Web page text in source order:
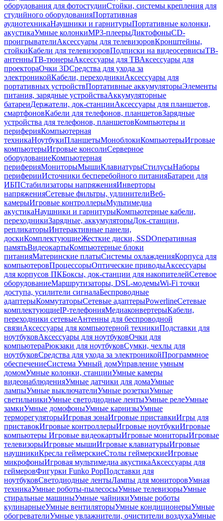
оборудования для фотостудииСтойки, системы крепления для
студийного оборудованияПортативная
аудиотехникаНаушники и гарнитурыПортативные колонки,
акустикаУмные колонкиMP3-плеерыДиктофоныCD-
проигрывателиАксессуары для телевизоровКронштейны,
стойкиКабели для телевизоровПодписки на видеосервисыТВ-
антенныТВ-тюнерыАксессуары для ТВАксессуары для
проектораОчки 3DСредства для ухода за
электроникойКабели, переходникиАксессуары для
портативных устройствПортативные аккумуляторыЭлементы
питания, зарядные устройстваАккумуляторные
батареиДержатели, док-станцииАксессуары для планшетов,
смартфоновКабели для телефонов, планшетовЗарядные
устройства для телефонов, планшетовКомпьютеры и
периферияКомпьютерная
техникаНоутбукиПланшетыМоноблокиКомпьютерыИгровые
компьютерыИгровые консолиСерверное
оборудованиеКомпьютерная
периферияМониторыМышиКлавиатурыСтилусыНаборы
периферииИсточники бесперебойного питанияБатареи для
ИБПСтабилизаторы напряженияИнверторы
напряженияСетевые фильтры, удлинителиВеб-
камерыИгровые контроллерыМультимедиа
акустикаНаушники и гарнитурыКомпьютерные кабели,
переходникиЗарядные, аккумуляторыДок-станции,
репликаторыИнтерактивные панели,
доскиКомплектующиеЖесткие диски, SSDОперативная
памятьВидеокартыКомпьютерные блоки
питанияМатеринские платыСистемы охлажденияКорпуса для
компьютеровПроцессорыОптические приводыАксессуары
для корпусов ПКБоксы, док-станции для накопителейСетевое
оборудованиеМаршрутизаторы, DSL-модемыWi-Fi точки
доступа, усилители сигналаБеспроводные
адаптерыКоммутаторыСетевые адаптерыPowerlineСетевые
комплектующиеIP-телефонияМедиаконвертерыКабели,
переходники сетевыеАнтенны для беспроводной
связиАксессуары для компьютерной техникиПодставки для
ноутбуковАксессуары для ноутбуковОчки для
компьютераРюкзаки для ноутбуковСумки, чехлы для
ноутбуковСредства для ухода за электроникойПрограммное
обеспечениеСистема Умный домУправление умным
домомУмные колонки, станцииУмные камеры
видеонаблюденияУмные датчики для домаУмные
лампыУмные выключателиУмные розеткиУмные
светильникиУмные светодиодные лентыУмные релеУмные
замкиУмные домофоныУмные карнизыУмные
терморегуляторыИгровая зонаИгровые приставкиИгры для
приставокИгровые контроллерыИгровые ноутбукиИгровые
компьютеры Игровые видеокартыИгровые мониторыИгровые
телевизорыИгровые мышиИгровые клавиатурыИгровые
наушникиКресла геймерскиеСтолы геймерскиеИгровые
микрофоныИгровая мультимедиа акустикаАксессуары для
геймеровФигурки Funko PopПодставки для
ноутбуковСветодиодные лентыЛампы для мониторовУмная
техникаУмные роботы-пылесосыУмные телевизорыУмные
стиральные машиныУмные чайникиУмные роботы
кулинарныеУмные вентиляторыУмные кондиционерыУмные
обогревателиУмные увлажнители, очистители воздухаУмные